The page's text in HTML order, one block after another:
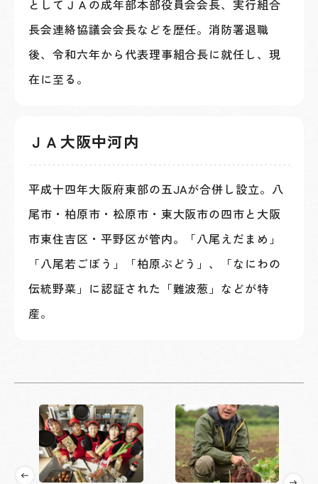
としてＪＡの成年部本部役員会会長、実行組合
長会連絡協議会会長などを歴任。消防署退職
後、令和六年から代表理事組合長に就任し、現
在に至る。
ＪＡ大阪中河内
平成十四年大阪府東部の五JAが合併し設立。八
尾市・柏原市・松原市・東大阪市の四市と大阪
市東住吉区・平野区が管内。「八尾えだまめ」
「八尾若ごぼう」「柏原ぶどう」、「なにわの
伝統野菜」に認証された「難波葱」などが特
産。